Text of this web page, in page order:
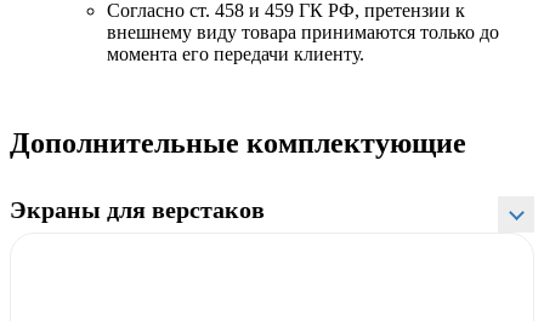
Согласно ст. 458 и 459 ГК РФ, претензии к
внешнему виду товара принимаются только до
момента его передачи клиенту.
Дополнительные комплектующие
Экраны для верстаков